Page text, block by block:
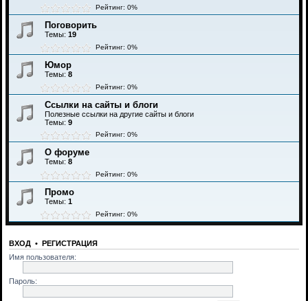
Рейтинг: 0%
Поговорить
Темы: 19
Рейтинг: 0%
Юмор
Темы: 8
Рейтинг: 0%
Ссылки на сайты и блоги
Полезные ссылки на другие сайты и блоги
Темы: 9
Рейтинг: 0%
О форуме
Темы: 8
Рейтинг: 0%
Промо
Темы: 1
Рейтинг: 0%
ВХОД • РЕГИСТРАЦИЯ
Имя пользователя:
Пароль: